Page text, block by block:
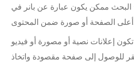
البحث ممكن يكون عبارة عن بانر في
إعلانات نصية أو مصورة أو فيديو
للوصول إلى صفحة مقصودة واتخاذ